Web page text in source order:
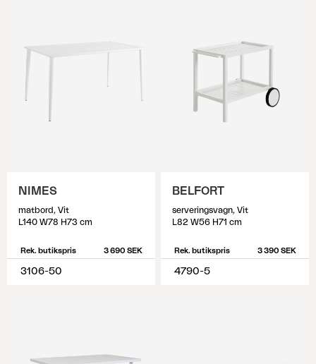
NIMES
matbord, Vit
L140 W78 H73 cm
Rek. butikspris 3 690 SEK
3106-50
BELFORT
serveringsvagn, Vit
L82 W56 H71 cm
Rek. butikspris 3 390 SEK
4790-5